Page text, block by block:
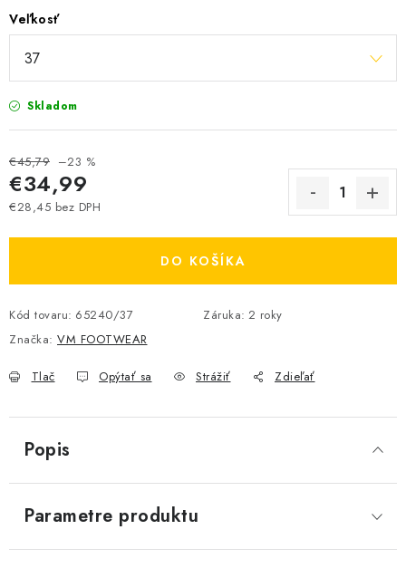
Veľkosť
Skladom
€45,79 –23 %
€34,99
€28,45 bez DPH
DO KOŠÍKA
Kód tovaru: 65240/37 Záruka: 2 roky
Značka: VM FOOTWEAR
Tlač Opýtať sa Strážiť Zdieľať
Popis
Parametre produktu